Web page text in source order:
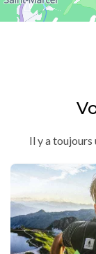
Il y a toujours